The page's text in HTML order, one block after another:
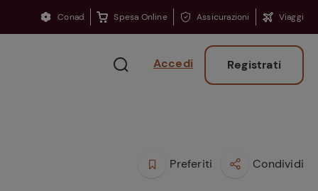
Conad Spesa Online Assicurazioni Viaggi
Accedi Registrati
Preferiti Condividi